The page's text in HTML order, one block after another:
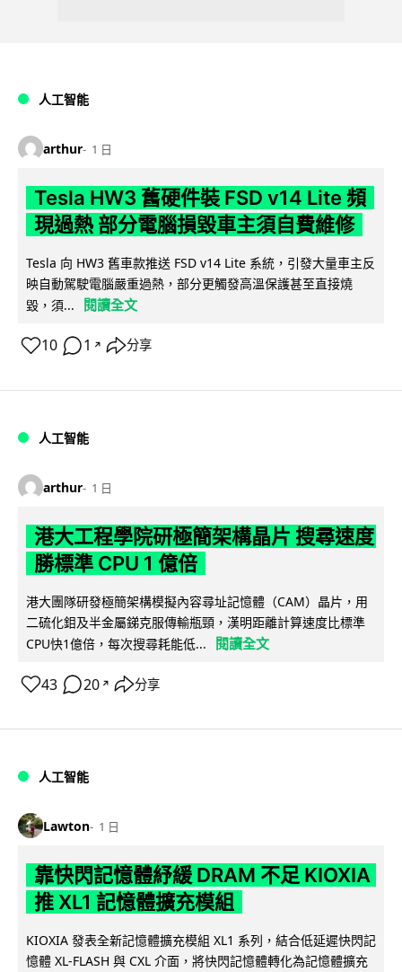
人工智能
arthur 1 日
Tesla HW3 舊硬件裝 FSD v14 Lite 頻
現過熱 部分電腦損毀車主須自費維修
Tesla 向 HW3 舊車款推送 FSD v14 Lite 系統，引發大量車主反
映自動駕駛電腦嚴重過熱，部分更觸發高溫保護甚至直接燒
毀，須...
閱讀全文
10 1 ↗ 分享
人工智能
arthur 1 日
港大工程學院研極簡架構晶片 搜尋速度
勝標準 CPU 1 億倍
港大團隊研發極簡架構模擬內容尋址記憶體（CAM）晶片，用
二硫化鉬及半金屬銻克服傳輸瓶頸，漢明距離計算速度比標準
CPU快1億倍，每次搜尋耗能低...
閱讀全文
43 20 ↗ 分享
人工智能
Lawton 1 日
靠快閃記憶體紓緩 DRAM 不足 KIOXIA
推 XL1 記憶體擴充模組
KIOXIA 發表全新記憶體擴充模組 XL1 系列，結合低延遲快閃記
憶體 XL-FLASH 與 CXL 介面，將快閃記憶體轉化為記憶體擴充